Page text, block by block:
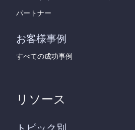
パートナー
お客様事例
すべての成功事例
リソース